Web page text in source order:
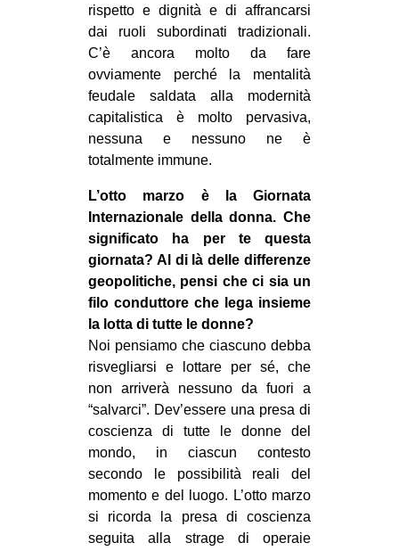
rispetto e dignità e di affrancarsi
dai ruoli subordinati tradizionali.
C’è ancora molto da fare
ovviamente perché la mentalità
feudale saldata alla modernità
capitalistica è molto pervasiva,
nessuna e nessuno ne è
totalmente immune.
L’otto marzo è la Giornata
Internazionale della donna. Che
significato ha per te questa
giornata? Al di là delle differenze
geopolitiche, pensi che ci sia un
filo conduttore che lega insieme
la lotta di tutte le donne?
Noi pensiamo che ciascuno debba
risvegliarsi e lottare per sé, che
non arriverà nessuno da fuori a
“salvarci”. Dev’essere una presa di
coscienza di tutte le donne del
mondo, in ciascun contesto
secondo le possibilità reali del
momento e del luogo. L’otto marzo
si ricorda la presa di coscienza
seguita alla strage di operaie